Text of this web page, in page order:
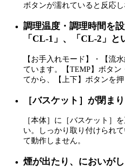
ボタンが濡れていると反応し
調理温度・調理時間を
「CL-1」、「CL-2」と
【お手入れモード】・【流
ています。【TEMP】ボタン
てから、【上下】ボタンを押
［バスケット］が閉まり
［本体］に［バスケット］
い。しっかり取り付けられ
て動作しません。
煙が出たり、においがし